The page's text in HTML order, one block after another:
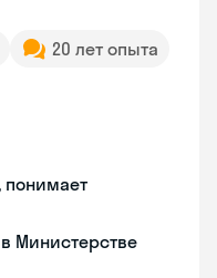
20 лет опыта
понимает
Министерстве